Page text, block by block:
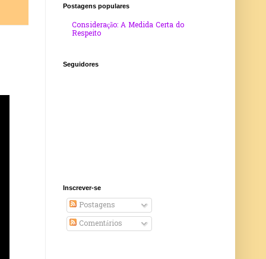
Postagens populares
Consideração: A Medida Certa do
Respeito
Seguidores
Inscrever-se
Postagens
Comentários